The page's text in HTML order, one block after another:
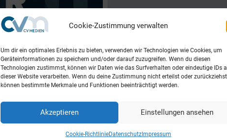
Cookie-Zustimmung verwalten
Um dir ein optimales Erlebnis zu bieten, verwenden wir Technologien wie Cookies, um
Geräteinformationen zu speichern und/oder darauf zuzugreifen. Wenn du diesen
Technologien zustimmst, können wir Daten wie das Surfverhalten oder eindeutige IDs
dieser Website verarbeiten. Wenn du deine Zustimmung nicht erteilst oder
können bestimmte Merkmale und Funktionen beeinträchtigt werden.
Akzeptieren Einstellungen ansehen
Cookie-RichtlinieDatenschutzImpressum